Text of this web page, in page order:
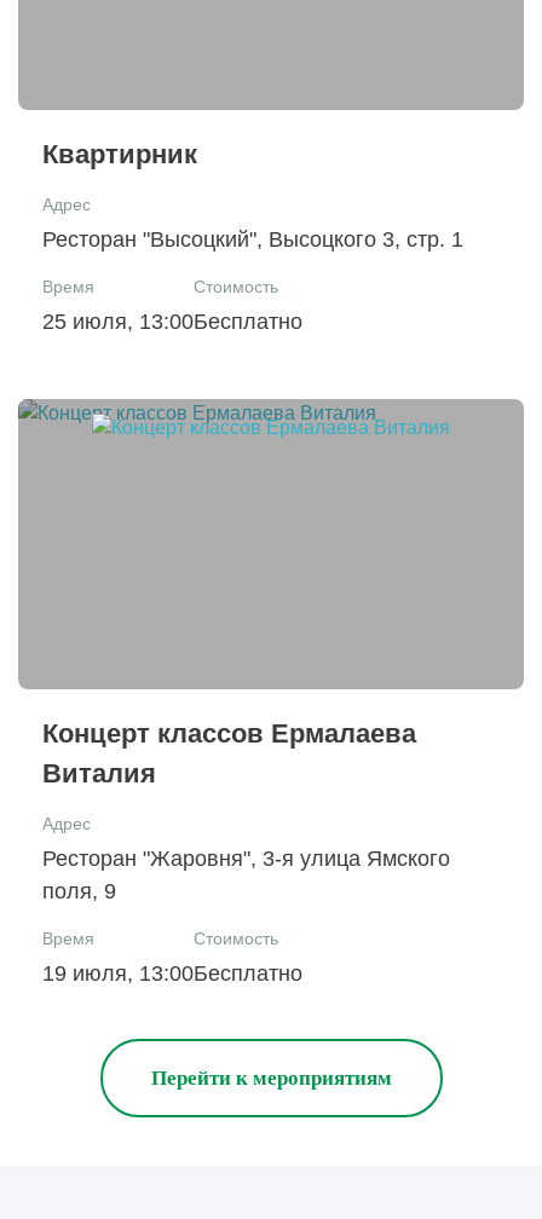
Квартирник
Адрес
Ресторан "Высоцкий", Высоцкого 3, стр. 1
Время
25 июля, 13:00
Стоимость
Бесплатно
Концерт классов Ермалаева
Виталия
Адрес
Ресторан "Жаровня", 3-я улица Ямского
поля, 9
Время
19 июля, 13:00
Стоимость
Бесплатно
Перейти к мероприятиям